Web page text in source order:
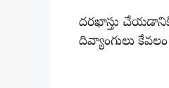
దరఖాస్తు చేయడానికి
దివ్యాంగులు